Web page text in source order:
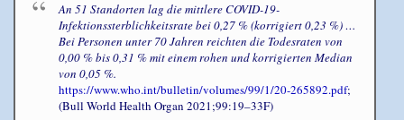
An 51 Standorten lag die mittlere COVID-19-
Infektionssterblichkeitsrate bei 0,27 % (korrigiert 0,23 %) …
Bei Personen unter 70 Jahren reichten die Todesraten von
0,00 % bis 0,31 % mit einem rohen und korrigierten Median
von 0,05 %.
https://www.who.int/bulletin/volumes/99/1/20-265892.pdf;
(Bull World Health Organ 2021;99:19–33F)